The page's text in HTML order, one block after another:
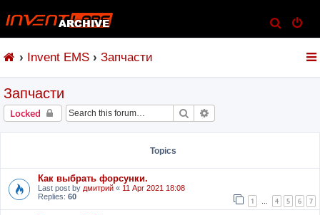
e
Invent EMS Запчасти
Запчасти
Locked Search
Topics
Как выбрать форсунки.
Last post by дмитрий « 11 Apr 2021 18:08
Replies: 60 1 … 4 5 6 7